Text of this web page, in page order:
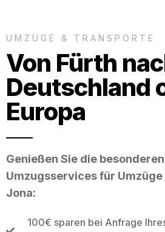
UMZÜGE & TRANSPORTE
Von Fürth
Deutschland
Europa
Genießen Sie die
Umzugsservices für
Jona:
100€ sparen bei Anfrage